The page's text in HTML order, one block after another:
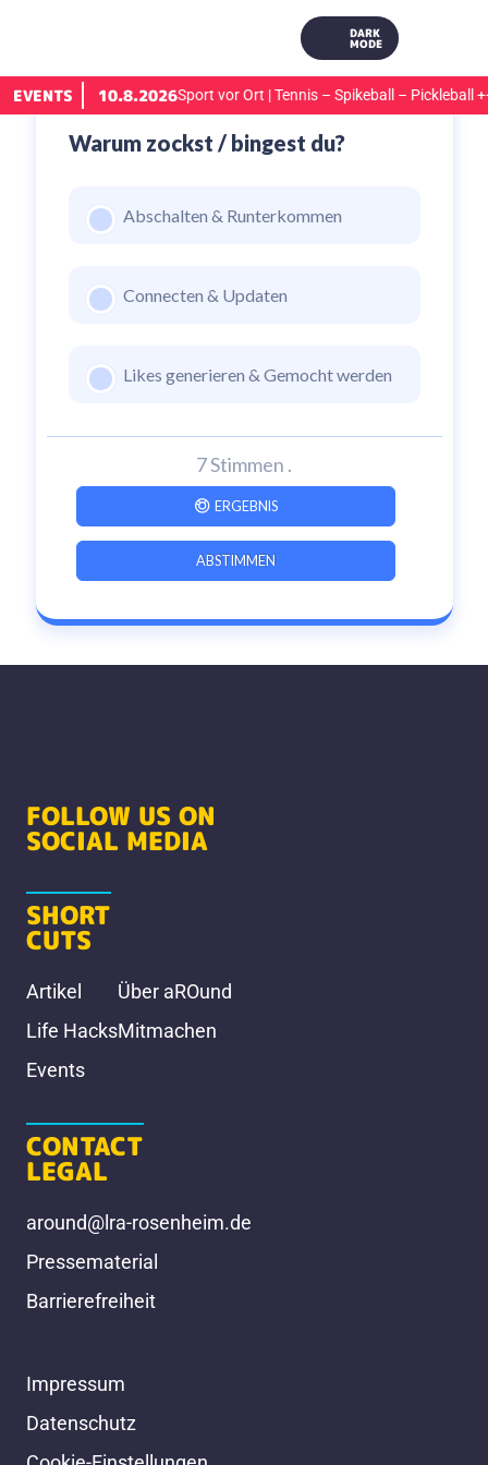
DARK
MODE
EVENTS
+++ 10.8.2026Sport vor Ort | Tennis – Spikeball – Pickleball
Live
Warum zockst / bingest du?
Abschalten & Runterkommen
Connecten & Updaten
Likes generieren & Gemocht werden
7 Stimmen .
ERGEBNIS
ABSTIMMEN
FOLLOW US ON
SOCIAL MEDIA
SHORT
CUTS
Artikel
Life Hacks
Events
Über aROund
Mitmachen
CONTACT
LEGAL
around@lra-rosenheim.de
Pressematerial
Barrierefreiheit
Impressum
Datenschutz